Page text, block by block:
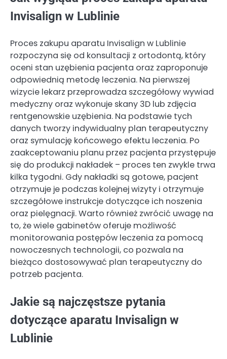
Invisalign w Lublinie
Proces zakupu aparatu Invisalign w Lublinie
rozpoczyna się od konsultacji z ortodontą, który
oceni stan uzębienia pacjenta oraz zaproponuje
odpowiednią metodę leczenia. Na pierwszej
wizycie lekarz przeprowadza szczegółowy wywiad
medyczny oraz wykonuje skany 3D lub zdjęcia
rentgenowskie uzębienia. Na podstawie tych
danych tworzy indywidualny plan terapeutyczny
oraz symulację końcowego efektu leczenia. Po
zaakceptowaniu planu przez pacjenta przystępuje
się do produkcji nakładek – proces ten zwykle trwa
kilka tygodni. Gdy nakładki są gotowe, pacjent
otrzymuje je podczas kolejnej wizyty i otrzymuje
szczegółowe instrukcje dotyczące ich noszenia
oraz pielęgnacji. Warto również zwrócić uwagę na
to, że wiele gabinetów oferuje możliwość
monitorowania postępów leczenia za pomocą
nowoczesnych technologii, co pozwala na
bieżąco dostosowywać plan terapeutyczny do
potrzeb pacjenta.
Jakie są najczęstsze pytania
dotyczące aparatu Invisalign w
Lublinie